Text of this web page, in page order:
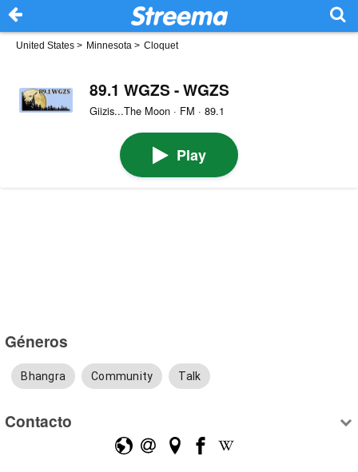
United States > Minnesota > Cloquet
89.1 WGZS - WGZS
Giizis...The Moon · FM · 89.1
Play
Géneros
Bhangra Community Talk
Contacto